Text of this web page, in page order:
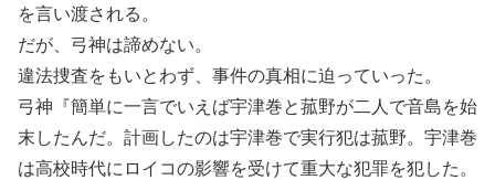
を言い渡される。
だが、弓神は諦めない。
違法捜査をもいとわず、事件の真相に迫っていった。
弓神『簡単に一言でいえば宇津巻と菰野が二人で音島を始
末したんだ。計画したのは宇津巻で実行犯は菰野。宇津巻
は高校時代にロイコの影響を受けて重大な犯罪を犯した。